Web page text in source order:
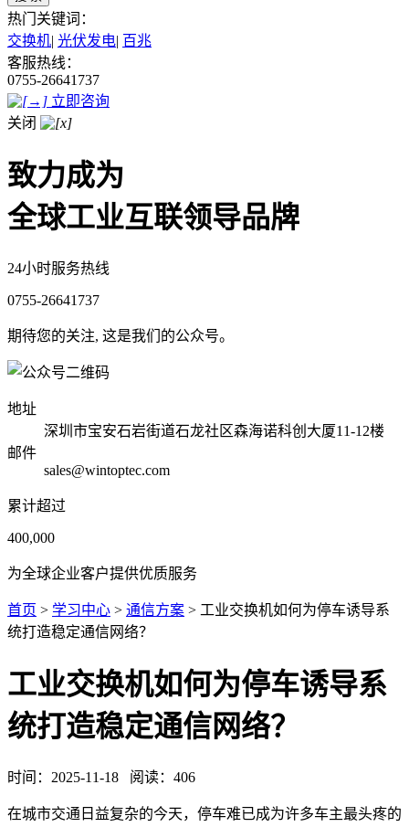
热门关键词：
交换机| 光伏发电| 百兆
客服热线：
0755-26641737
立即咨询
关闭
致力成为
全球工业互联领导品牌
24小时服务热线
0755-26641737
期待您的关注, 这是我们的公众号。
地址
深圳市宝安石岩街道石龙社区森海诺科创大厦11-12楼
邮件
sales@wintoptec.com
累计超过
400,000
为全球企业客户提供优质服务
首页 > 学习中心 > 通信方案 > 工业交换机如何为停车诱导系
统打造稳定通信网络？
工业交换机如何为停车诱导系
统打造稳定通信网络？
时间： 2025-11-18 阅读： 406
在城市交通日益复杂的今天，停车难已成为许多车主最头疼的